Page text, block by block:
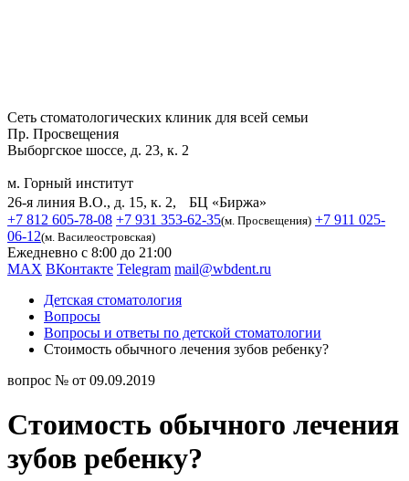
Сеть стоматологических клиник для всей семьи
Пр. Просвещения
Выборгское шоссе, д. 23, к. 2
м. Горный институт
26-я линия В.О., д. 15, к. 2, БЦ «Биржа»
+7 812 605-78-08 +7 931 353-62-35(м. Просвещения) +7 911 025-
06-12(м. Василеостровская)
Ежедневно с 8:00 до 21:00
MAX ВКонтакте Telegram mail@wbdent.ru
Детская стоматология
Вопросы
Вопросы и ответы по детской стоматологии
Стоимость обычного лечения зубов ребенку?
вопрос № от 09.09.2019
Стоимость обычного лечения
зубов ребенку?